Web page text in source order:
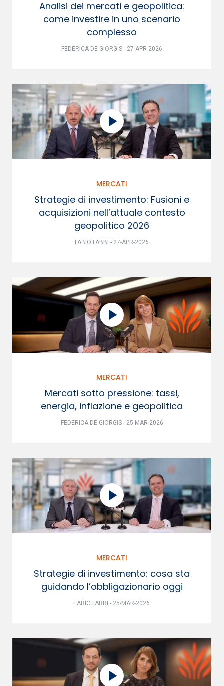
Analisi dei mercati e geopolitica:
come investire in uno scenario
complesso
FEDERICA DE GIORGIS - 27-APR-2026
MERCATI
Strategie di investimento: Fusioni e
acquisizioni nell’attuale contesto
geopolitico 2026
FABIO FABBI - 27-APR-2026
MERCATI
Mercati sotto pressione: tassi,
energia, inflazione e geopolitica
FEDERICA DE GIORGIS - 25-MAR-2026
MERCATI
Strategie di investimento: cosa sta
guidando l’obbligazionario oggi
FABIO FABBI - 25-MAR-2026